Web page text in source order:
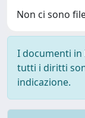
Non ci sono
I documenti in
tutti i diritti
indicazione.